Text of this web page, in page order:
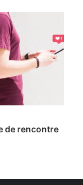
de rencontre